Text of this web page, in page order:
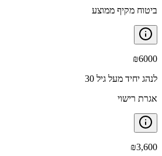
ביטוח מקיף ממוצע
₪6000
לנהג יחיד מעל גיל 30
אגרת רישוי
₪3,600